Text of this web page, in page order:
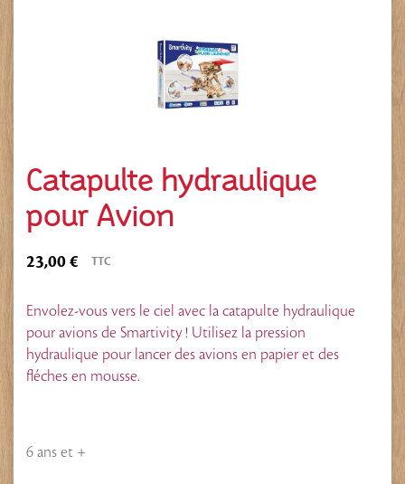
Catapulte hydraulique
pour Avion
23,00 € TTC
Envolez-vous vers le ciel avec la catapulte hydraulique
pour avions de Smartivity ! Utilisez la pression
hydraulique pour lancer des avions en papier et des
fléches en mousse.
6 ans et +